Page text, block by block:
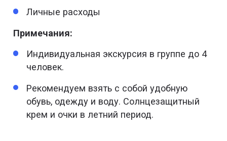
Личные расходы
Примечания:
Индивидуальная экскурсия в группе до 4
человек.
Рекомендуем взять с собой удобную
обувь, одежду и воду. Солнцезащитный
крем и очки в летний период.